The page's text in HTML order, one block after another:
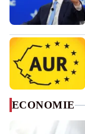
ECONOMIE